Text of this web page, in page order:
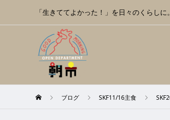
「生きててよかった！」を日々のくらしに
ブログ SKF11/16主食